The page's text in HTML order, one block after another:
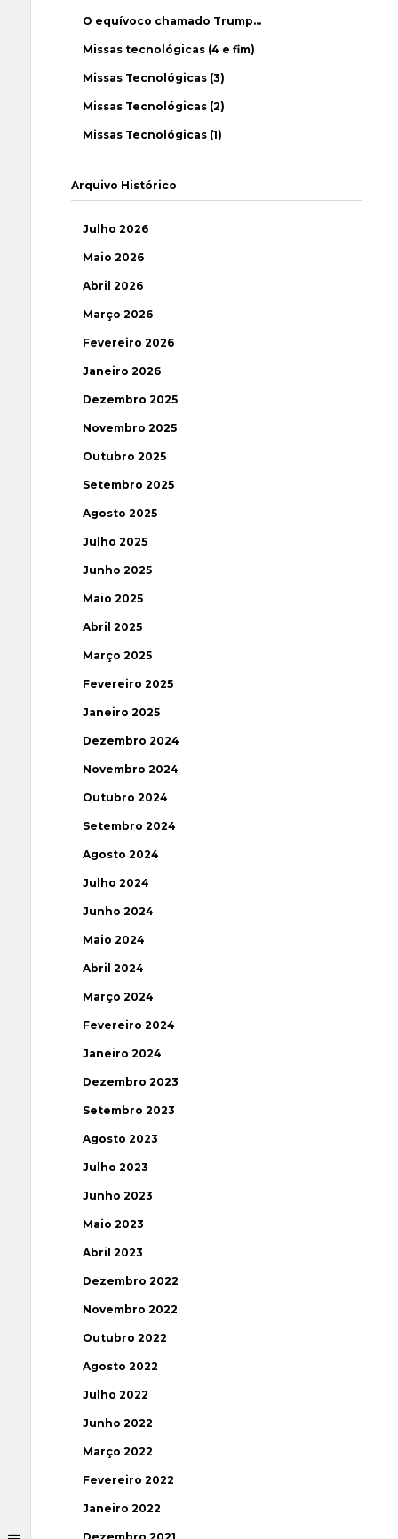
O equívoco chamado Trump…
Missas tecnológicas (4 e fim)
Missas Tecnológicas (3)
Missas Tecnológicas (2)
Missas Tecnológicas (1)
Arquivo Histórico
Julho 2026
Maio 2026
Abril 2026
Março 2026
Fevereiro 2026
Janeiro 2026
Dezembro 2025
Novembro 2025
Outubro 2025
Setembro 2025
Agosto 2025
Julho 2025
Junho 2025
Maio 2025
Abril 2025
Março 2025
Fevereiro 2025
Janeiro 2025
Dezembro 2024
Novembro 2024
Outubro 2024
Setembro 2024
Agosto 2024
Julho 2024
Junho 2024
Maio 2024
Abril 2024
Março 2024
Fevereiro 2024
Janeiro 2024
Dezembro 2023
Setembro 2023
Agosto 2023
Julho 2023
Junho 2023
Maio 2023
Abril 2023
Dezembro 2022
Novembro 2022
Outubro 2022
Agosto 2022
Julho 2022
Junho 2022
Março 2022
Fevereiro 2022
Janeiro 2022